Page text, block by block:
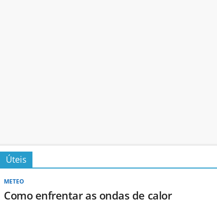
Úteis
METEO
Como enfrentar as ondas de calor